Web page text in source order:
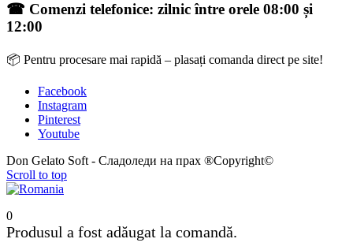
☎ Comenzi telefonice: zilnic între orele 08:00 și
12:00
📦 Pentru procesare mai rapidă – plasați comanda direct pe site!
Facebook
Instagram
Pinterest
Youtube
Don Gelato Soft - Сладоледи на прах ®Copyright©
Scroll to top
0
Produsul a fost adăugat la comandă.